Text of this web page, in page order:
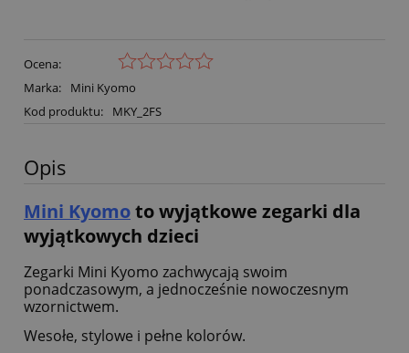
Ocena:
Marka:
Mini Kyomo
Kod produktu:
MKY_2FS
Opis
Mini Kyomoto wyjątkowe zegarki dla
wyjątkowych dzieci
Zegarki Mini Kyomo zachwycają swoim
ponadczasowym, a jednocześnie nowoczesnym
wzornictwem.
Wesołe, stylowe i pełne kolorów.